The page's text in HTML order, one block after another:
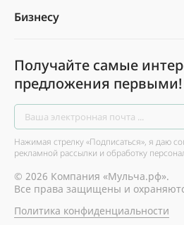
Бизнесу
Получайте самые
предложения первыми!
Нажимая стрелку «Подписаться», я даю
рекламной рассылки и обработку
© 2026 Компания «Мульча.рф».
Все права защищены и
Политика конфиденциальности